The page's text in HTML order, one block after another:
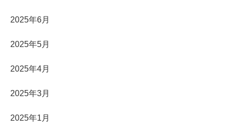
2025年6月
2025年5月
2025年4月
2025年3月
2025年1月